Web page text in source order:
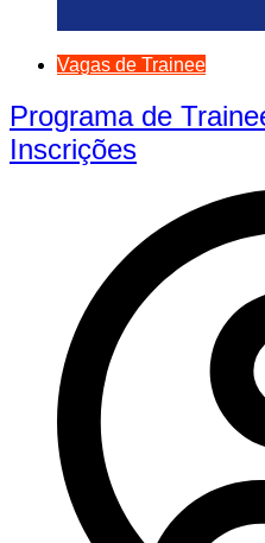
Vagas de Trainee
Programa de
Inscrições